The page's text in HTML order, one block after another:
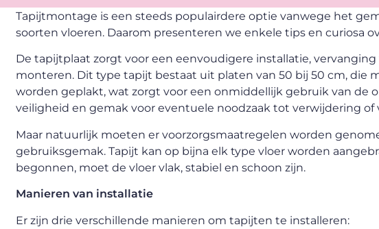
Tapijtmontage is een steeds populairdere optie vanwege het
soorten vloeren. Daarom presenteren we enkele tips en curiosa
De tapijtplaat zorgt voor een eenvoudigere installatie,
monteren. Dit type tapijt bestaat uit platen van 50 bij 50 cm, die
worden geplakt, wat zorgt voor een onmiddellijk gebruik van de
veiligheid en gemak voor eventuele noodzaak tot verwijdering of
Maar natuurlijk moeten er voorzorgsmaatregelen worden
gebruiksgemak. Tapijt kan op bijna elk type vloer worden
begonnen, moet de vloer vlak, stabiel en schoon zijn.
Manieren van installatie
Er zijn drie verschillende manieren om tapijten te installeren: